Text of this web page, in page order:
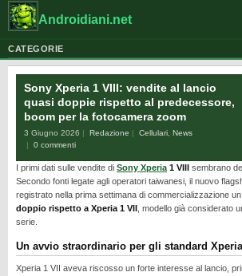
Androidiani.net
CATEGORIE
CELLULARI
GOOGLE
GUIDE
HONOR
HUAWEI
MOTOROLA
NEWS
ONEPLUS
Sony Xperia 1 VIII: vendite al lancio
quasi doppie rispetto al predecessore,
boom per la fotocamera zoom
3 Giugno 2026 Redazione Cellulari News
0 commenti
I primi dati sulle vendite di Sony Xperia 1 VIII sembrano
Secondo fonti legate agli operatori taiwanesi, il nuovo
registrato nella prima settimana di commercializzazione
doppio rispetto a Xperia 1 VII , modello già considerato
serie.
Un avvio straordinario per gli standard Xperia
Xperia 1 VII aveva riscosso un forte interesse al lancio,